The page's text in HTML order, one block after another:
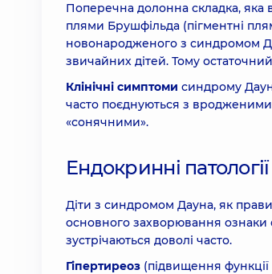
Поперечна долонна складка, яка
плями Брушфільда (пігментні
новонародженого з синдромом
звичайних дітей. Тому
Клінічні симптоми синдрому
часто поєднуються з
«сонячними».
Ендокринні
Діти з синдромом Дауна, як
основного захворювання
зустрічаються доволі часто.
Гіпертиреоз (підвищення